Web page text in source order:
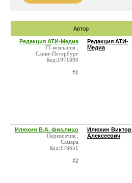
Автор
Редакция АТИ-Медиа
IT-компания ,
Санкт-Петербург
Код:1971890
#1
Редакция АТИ-
Медиа
Илюхин В.А. физ.лицо
Перевозчик ,
Самара
Код:178651
#2
Илюхин Виктор
Алексеевич